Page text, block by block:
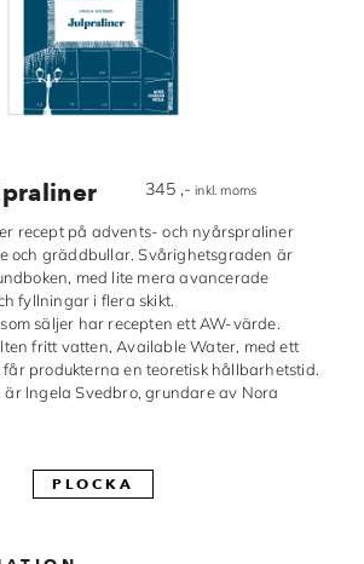
345 ,- inkl. moms
recept på advents- och nyårspraliner
och gräddbullar. Svårighetsgraden är
med lite mera avancerade
fyllningar i flera skikt.
säljer har recepten ett AW-värde.
fritt vatten, Available Water, med ett
får produkterna en teoretisk hållbarhetstid.
är Ingela Svedbro, grundare av Nora
PLOCKA